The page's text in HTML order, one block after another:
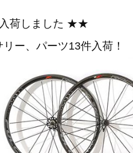
荷しました ★★
ー、パーツ13件入荷！